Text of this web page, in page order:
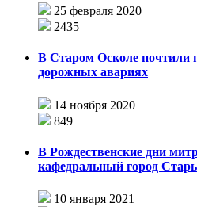
25 февраля 2020
2435
В Старом Осколе почтили
дорожных авариях
14 ноября 2020
849
В Рождественские дни
кафедральный город
10 января 2021